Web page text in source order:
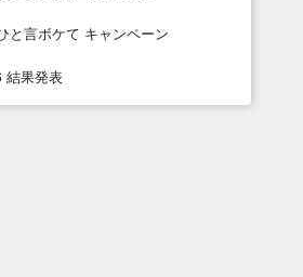
と言ボケて キャンペーン
結果発表